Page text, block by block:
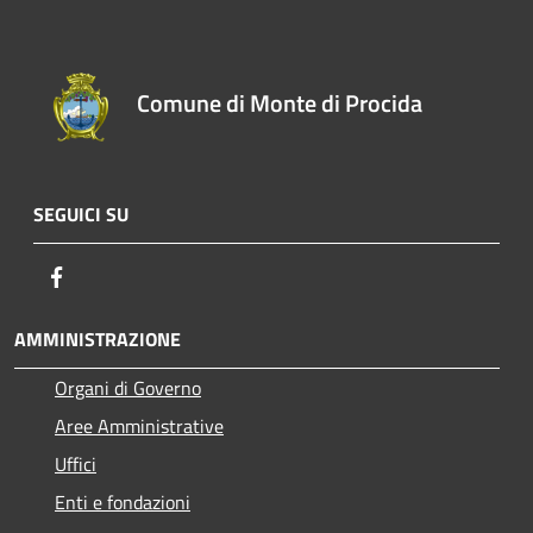
Comune di Monte di Procida
SEGUICI SU
AMMINISTRAZIONE
Organi di Governo
Aree Amministrative
Uffici
Enti e fondazioni